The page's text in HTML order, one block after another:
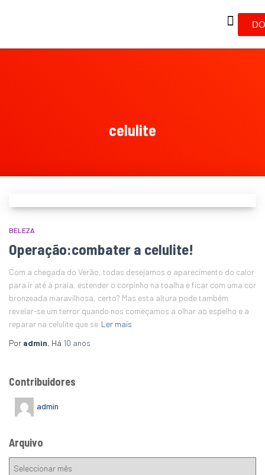
celulite
BELEZA
Operação:combater a celulite!
Com a chegada do Verão, todas desejamos o aparecimento do calor
para ir até à praia, estender o corpinho na toalha e ficar com uma cor
bronzeada maravilhosa, certo? Mas esta altura pode também
revelar-se um terror quando nos começamos a olhar ao espelho e a
reparar na celulite que se Ler mais
Por admin, Há 10 anos
Contribuidores
admin
Arquivo